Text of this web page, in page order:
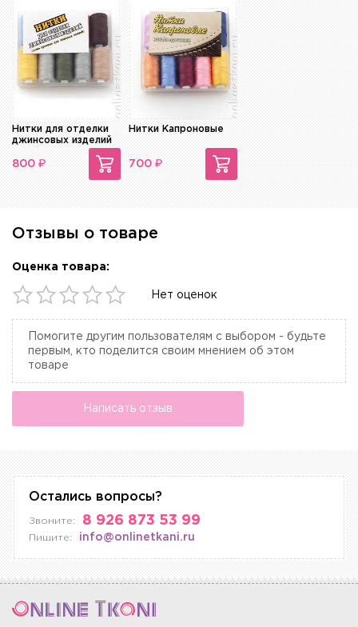
Нитки для отделки
джинсовых изделий
800 ₽
Нитки Капроновые
700 ₽
Отзывы о товаре
Оценка товара:
Нет оценок
Помогите другим пользователям с выбором - будьте
первым, кто поделится своим мнением об этом
товаре
Написать отзыв
Остались вопросы?
Звоните: 8 926 873 53 99
Пишите: info@onlinetkani.ru